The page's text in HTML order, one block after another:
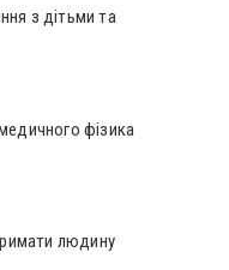
з дітьми та
фізика
людину